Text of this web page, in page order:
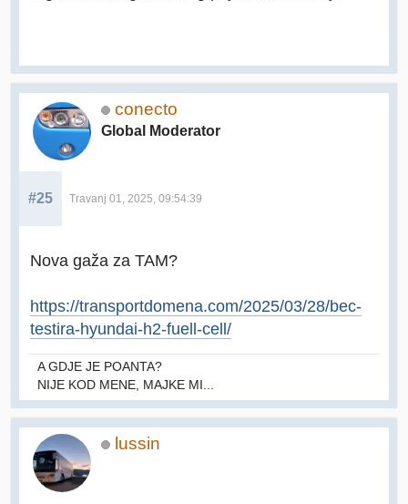
conecto
Global Moderator
#25 Travanj 01, 2025, 09:54:39
Nova gaža za TAM?
https://transportdomena.com/2025/03/28/bec-
testira-hyundai-h2-fuell-cell/
A GDJE JE POANTA?
NIJE KOD MENE, MAJKE MI...
lussin